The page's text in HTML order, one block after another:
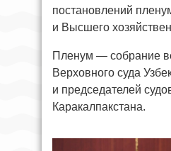
постановлений
и Высшего
Пленум — собрание
Верховного суда
и председателей
Каракалпакстана.